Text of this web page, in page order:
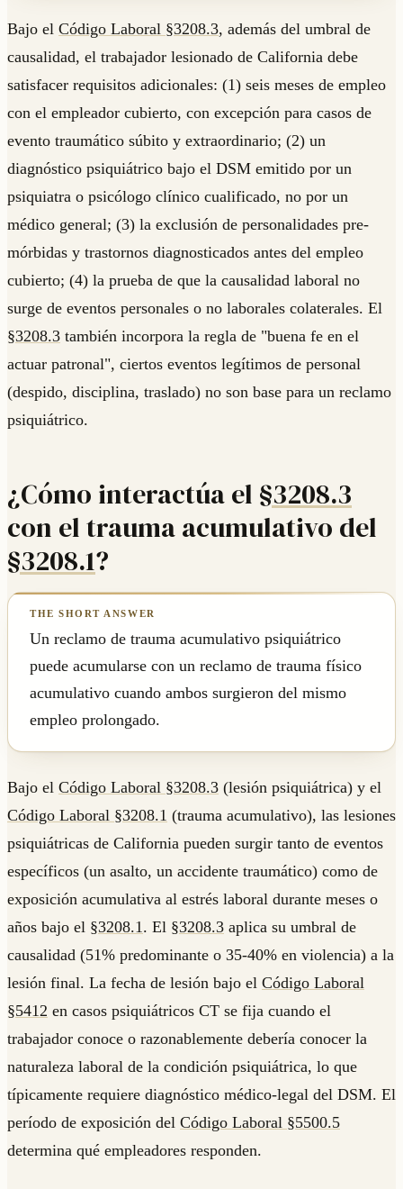
Bajo el Código Laboral §3208.3, además del umbral de
causalidad, el trabajador lesionado de California debe
satisfacer requisitos adicionales: (1) seis meses de empleo
con el empleador cubierto, con excepción para casos de
evento traumático súbito y extraordinario; (2) un
diagnóstico psiquiátrico bajo el DSM emitido por un
psiquiatra o psicólogo clínico cualificado, no por un
médico general; (3) la exclusión de personalidades pre-
mórbidas y trastornos diagnosticados antes del empleo
cubierto; (4) la prueba de que la causalidad laboral no
surge de eventos personales o no laborales colaterales. El
§3208.3 también incorpora la regla de "buena fe en el
actuar patronal", ciertos eventos legítimos de personal
(despido, disciplina, traslado) no son base para un reclamo
psiquiátrico.
¿Cómo interactúa el §3208.3
con el trauma acumulativo del
§3208.1?
Un reclamo de trauma acumulativo psiquiátrico
puede acumularse con un reclamo de trauma físico
acumulativo cuando ambos surgieron del mismo
empleo prolongado.
Bajo el Código Laboral §3208.3 (lesión psiquiátrica) y el
Código Laboral §3208.1 (trauma acumulativo), las lesiones
psiquiátricas de California pueden surgir tanto de eventos
específicos (un asalto, un accidente traumático) como de
exposición acumulativa al estrés laboral durante meses o
años bajo el §3208.1. El §3208.3 aplica su umbral de
causalidad (51% predominante o 35-40% en violencia) a la
lesión final. La fecha de lesión bajo el Código Laboral
§5412 en casos psiquiátricos CT se fija cuando el
trabajador conoce o razonablemente debería conocer la
naturaleza laboral de la condición psiquiátrica, lo que
típicamente requiere diagnóstico médico-legal del DSM. El
período de exposición del Código Laboral §5500.5
determina qué empleadores responden.